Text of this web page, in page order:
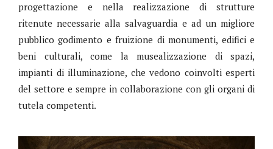
progettazione e nella realizzazione di strutture
ritenute necessarie alla salvaguardia e ad un migliore
pubblico godimento e fruizione di monumenti, edifici e
beni culturali, come la musealizzazione di spazi,
impianti di illuminazione, che vedono coinvolti esperti
del settore e sempre in collaborazione con gli organi di
tutela competenti.